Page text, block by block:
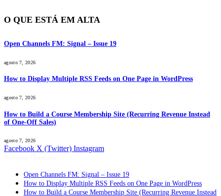
O QUE ESTÁ EM ALTA
Open Channels FM: Signal – Issue 19
agosto 7, 2026
How to Display Multiple RSS Feeds on One Page in WordPress
agosto 7, 2026
How to Build a Course Membership Site (Recurring Revenue Instead
of One-Off Sales)
agosto 7, 2026
Facebook X (Twitter) Instagram
Open Channels FM: Signal – Issue 19
How to Display Multiple RSS Feeds on One Page in WordPress
How to Build a Course Membership Site (Recurring Revenue Instead